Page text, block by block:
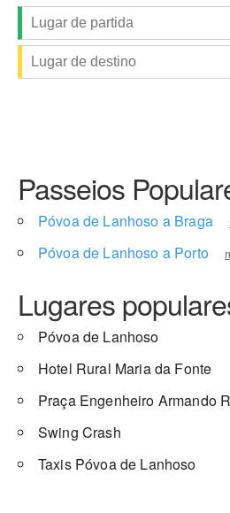
Passeios
Póvoa de Lanhoso a Braga
Póvoa de Lanhoso a Porto
Lugares
Póvoa de Lanhoso
Hotel Rural Maria da Fonte
Praça Engenheiro Armando
Swing Crash
Taxis Póvoa de Lanhoso